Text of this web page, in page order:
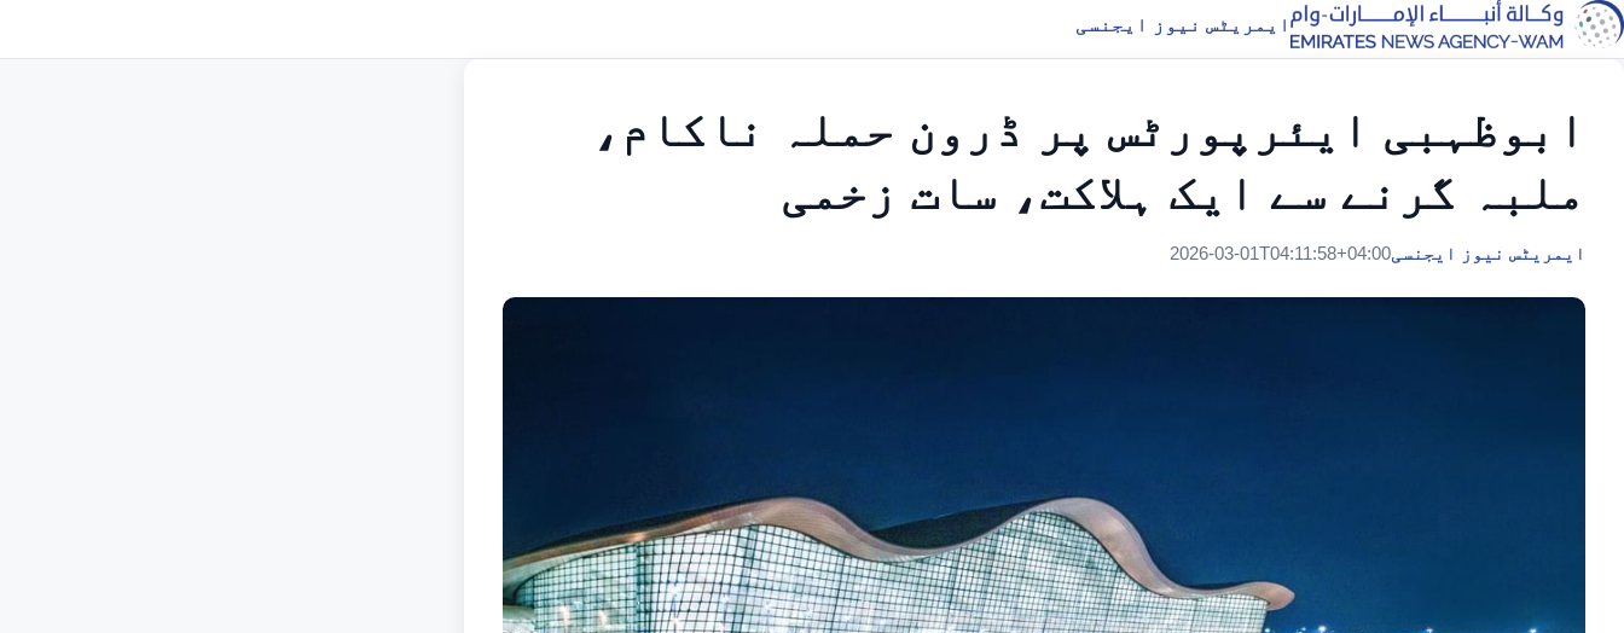
ایمریٹس نیوز ایجنسی
ابوظہبی ایئرپورٹس پر ڈرون حملہ ناکام،
ملبہ گرنے سے ایک ہلاکت، سات زخمی
ایمریٹس نیوز ایجنسی2026-03-01T04:11:58+04:00